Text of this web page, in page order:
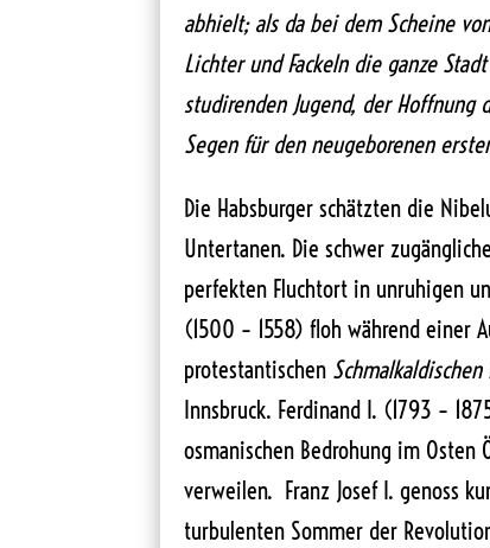
abhielt; als da bei dem Scheine
Lichter und Fackeln die ganze
studirenden Jugend, der Hoffnung
Segen für den neugeborenen
Die Habsburger schätzten die
Untertanen. Die schwer
perfekten Fluchtort in unruhigen
(1500 – 1558) floh während einer
protestantischen Schmalkaldischen
Innsbruck. Ferdinand I. (1793 –
osmanischen Bedrohung im Osten
verweilen. Franz Josef I. genoss
turbulenten Sommer der